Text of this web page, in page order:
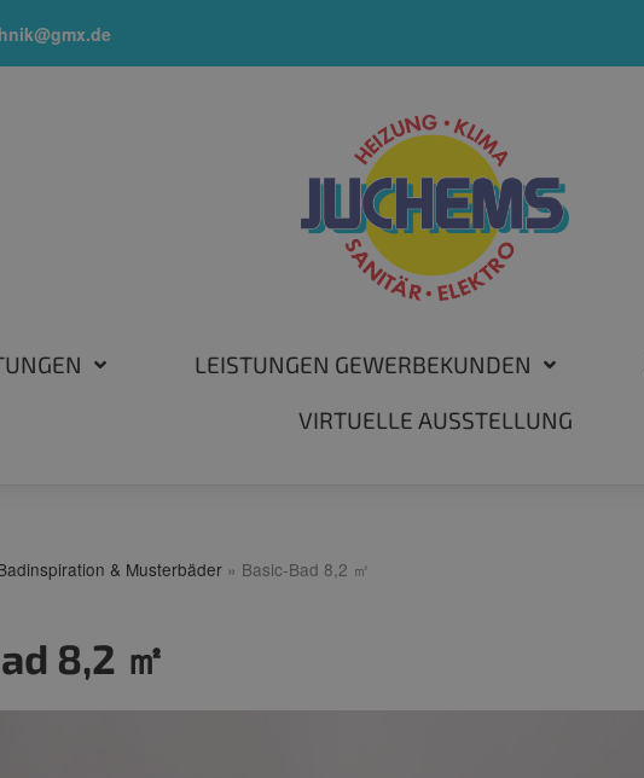
LEISTUNGEN GEWERBEKUNDEN
VIRTUELLE AUSSTELLUNG
& Musterbäder » Basic-Bad 8,2 ㎡
8,2 ㎡